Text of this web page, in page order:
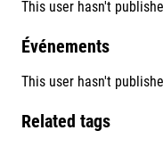
This user hasn't
Événements
This user hasn't
Related tags